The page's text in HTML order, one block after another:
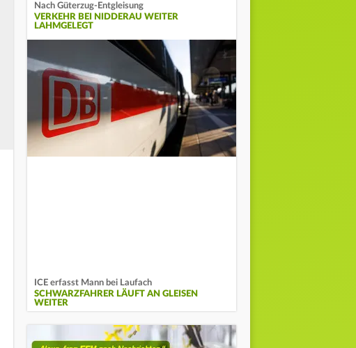
Nach Güterzug-Entgleisung
VERKEHR BEI NIDDERAU WEITER
LAHMGELEGT
ICE erfasst Mann bei Laufach
SCHWARZFAHRER LÄUFT AN GLEISEN
WEITER